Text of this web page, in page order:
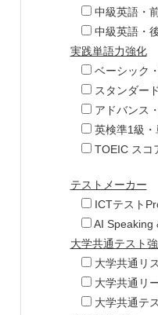
中級英語・
中級英語・
実践単語力強化
ベーシック
スタンダー
アドバンス
英検準1級
TOEIC スコ
テストメーカー
ICTテスト
AI Speaking
大学共通テスト
大学共通リ
大学共通リ
大学共通テ